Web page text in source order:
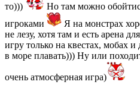
то)))
Но там можно
игроками
Я на монстрах
не лезу, хотя там и есть арена
игру только на квестах, мобах
в море плавать))) Ну или
очень атмосферная игра)